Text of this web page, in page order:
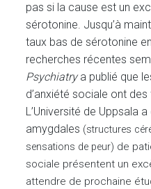
pas si la cause est un
sérotonine. Jusqu’à
taux bas de sérotonine
recherches récentes
Psychiatrya publié que
d’anxiété sociale ont
L’Université de Uppsala
amygdales (structures
sensations de peur) de
sociale présentent un
attendre de prochaine